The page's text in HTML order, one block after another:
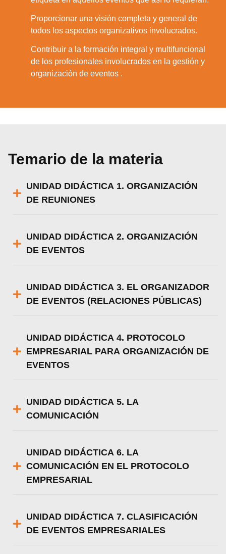
Proporcionar una visión completa y general de
todos los aspectos organizativos involucrados.
Contribuir a la formación integral y multifuncional
de los profesionales involucrados en la gestión y
organización de eventos .
Temario de la materia
UNIDAD DIDÁCTICA 1. ORGANIZACIÓN
DE REUNIONES
UNIDAD DIDÁCTICA 2. ORGANIZACIÓN
DE EVENTOS
UNIDAD DIDÁCTICA 3. EL ORGANIZADOR
DE EVENTOS (RELACIONES PÚBLICAS)
UNIDAD DIDÁCTICA 4. PROTOCOLO
EMPRESARIAL PARA ORGANIZACIÓN DE
EVENTOS
UNIDAD DIDÁCTICA 5. LA
COMUNICACIÓN
UNIDAD DIDÁCTICA 6. LA
COMUNICACIÓN EN EL PROTOCOLO
EMPRESARIAL
UNIDAD DIDÁCTICA 7. CLASIFICACIÓN
DE EVENTOS EMPRESARIALES